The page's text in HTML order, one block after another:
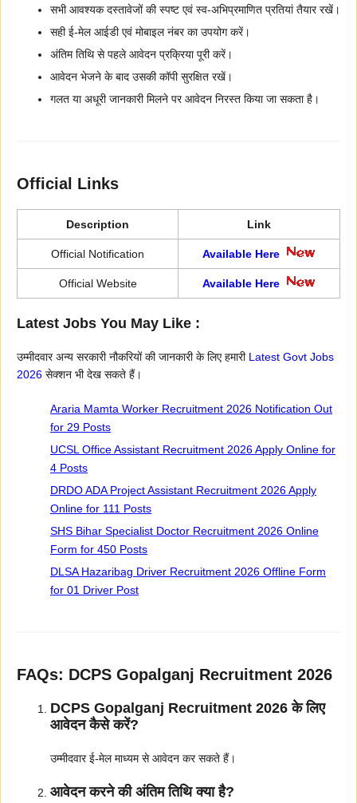
सभी आवश्यक दस्तावेजों की स्पष्ट एवं स्व-अभिप्रमाणित प्रतियां तैयार रखें।
सही ई-मेल आईडी एवं मोबाइल नंबर का उपयोग करें।
अंतिम तिथि से पहले आवेदन प्रक्रिया पूरी करें।
आवेदन भेजने के बाद उसकी कॉपी सुरक्षित रखें।
गलत या अधूरी जानकारी मिलने पर आवेदन निरस्त किया जा सकता है।
Official Links
Description Link
Official Notification Available Here
Official Website Available Here
Latest Jobs You May Like :
उम्मीदवार अन्य सरकारी नौकरियों की जानकारी के लिए हमारी Latest Govt Jobs
2026 सेक्शन भी देख सकते हैं।
Araria Mamta Worker Recruitment 2026 Notification Out
for 29 Posts
UCSL Office Assistant Recruitment 2026 Apply Online for
4 Posts
DRDO ADA Project Assistant Recruitment 2026 Apply
Online for 111 Posts
SHS Bihar Specialist Doctor Recruitment 2026 Online
Form for 450 Posts
DLSA Hazaribag Driver Recruitment 2026 Offline Form
for 01 Driver Post
FAQs: DCPS Gopalganj Recruitment 2026
DCPS Gopalganj Recruitment 2026 के लिए
आवेदन कैसे करें?
उम्मीदवार ई-मेल माध्यम से आवेदन कर सकते हैं।
आवेदन करने की अंतिम तिथि क्या है?